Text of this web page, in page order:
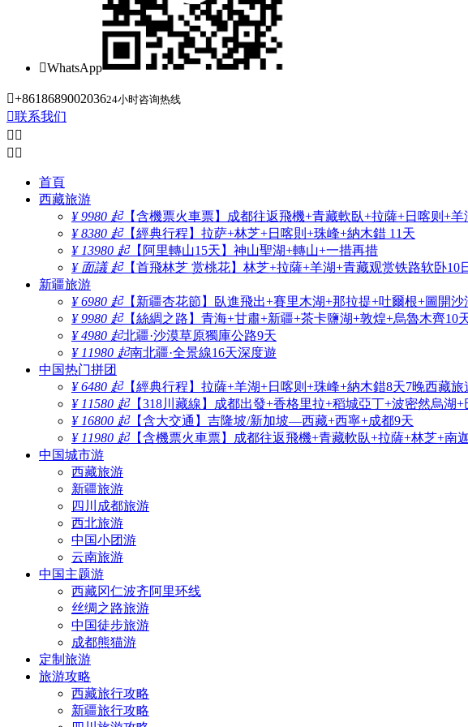
WhatsApp
+861868900203624小时咨询热线
联系我们
 
 
首頁
西藏旅游
¥ 9980 起【含機票火車票】成都往返飛機+青藏軟臥+拉薩+日喀则+
¥ 8380 起【經典行程】拉萨+林芝+日喀則+珠峰+納木錯 11天
¥ 13980 起【阿里轉山15天】神山聖湖+轉山+一措再措
¥ 面議 起【首飛林芝 赏桃花】林芝+拉薩+羊湖+青藏观赏铁路软卧10
新疆旅游
¥ 6980 起【新疆杏花節】臥進飛出+賽里木湖+那拉提+吐爾根+圖開沙
¥ 9980 起【絲綢之路】青海+甘肅+新疆+茶卡鹽湖+敦煌+烏魯木齊10
¥ 4980 起北疆·沙漠草原獨庫公路9天
¥ 11980 起南北疆·全景線16天深度遊
中国热门拼团
¥ 6480 起【經典行程】拉薩+羊湖+日喀则+珠峰+納木錯8天7晚西藏旅
¥ 11580 起【318川藏線】成都出發+香格里拉+稻城亞丁+波密然烏湖
¥ 16800 起【含大交通】吉隆坡/新加坡—西藏+西寧+成都9天
¥ 11980 起【含機票火車票】成都往返飛機+青藏軟臥+拉薩+林芝+南
中国城市游
西藏旅游
新疆旅游
四川成都旅游
西北旅游
中国小团游
云南旅游
中国主题游
西藏冈仁波齐阿里环线
丝绸之路旅游
中国徒步旅游
成都熊猫游
定制旅游
旅游攻略
西藏旅行攻略
新疆旅行攻略